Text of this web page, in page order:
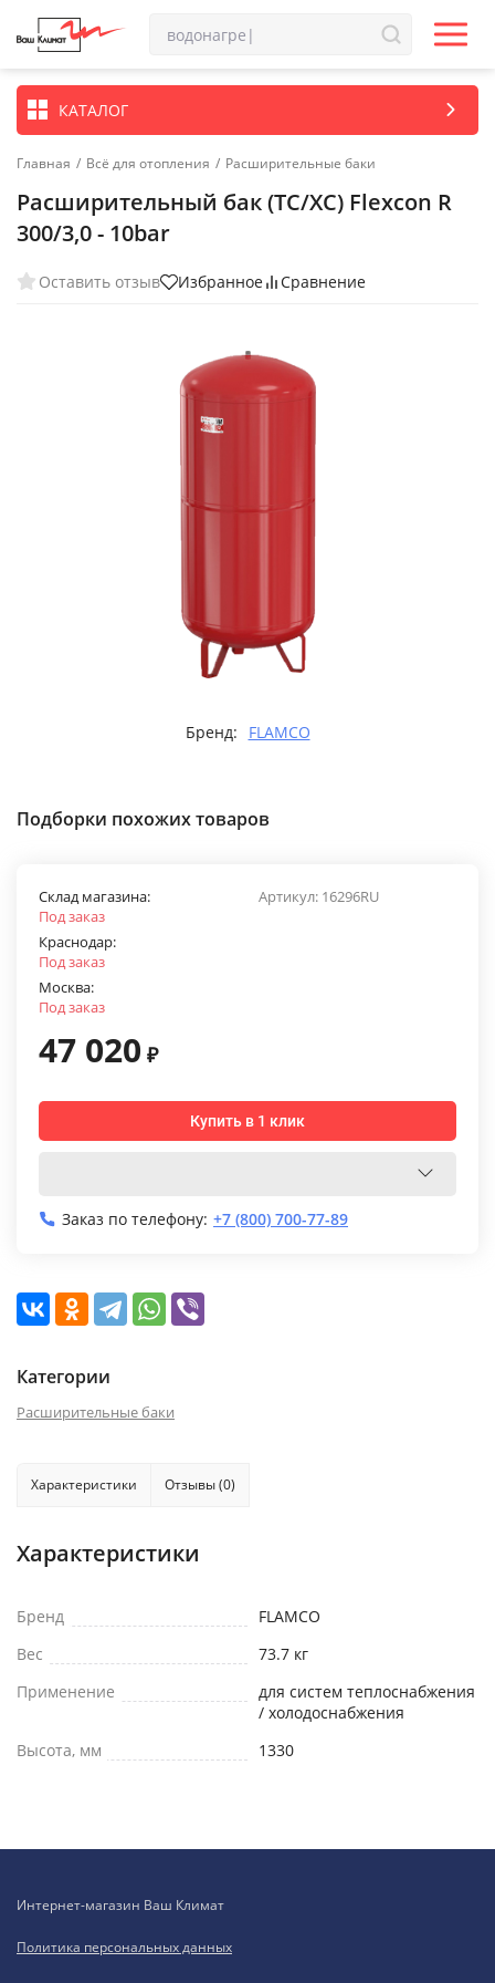
КАТАЛОГ
Главная / Всё для отопления / Расширительные баки
Расширительный бак (ТС/ХС) Flexcon R
300/3,0 - 10bar
Оставить отзыв Избранное Сравнение
Бренд: FLAMCO
Подборки похожих товаров
Артикул: 16296RU
Склад магазина:
Под заказ
Краснодар:
Под заказ
Москва:
Под заказ
47 020 ₽
Купить в 1 клик
Заказ по телефону: +7 (800) 700-77-89
Категории
Расширительные баки
Характеристики Отзывы (0)
Характеристики
Бренд
FLAMCO
Вес
73.7 кг
Применение
для систем теплоснабжения
/ холодоснабжения
Высота, мм
1330
Интернет-магазин Ваш Климат
Политика персональных данных